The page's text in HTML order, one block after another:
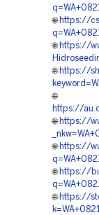
🌐 https://
🌐 https://
🌐 https://
🌐
https://
🌐 https://
🌐 https://
🌐 https://
🌐 https://